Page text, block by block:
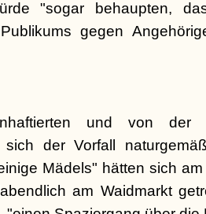
"sogar behaupten,
gegen
und von der
sich der Vorfall
Mädels" hätten sich
am Waidmarkt